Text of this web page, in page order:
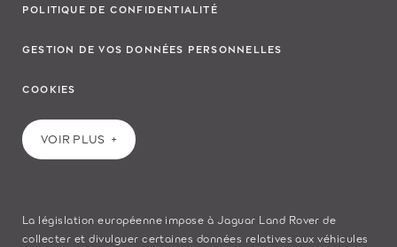
POLITIQUE DE CONFIDENTIALITÉ
GESTION DE VOS DONNÉES PERSONNELLES
COOKIES
VOIR PLUS
La législation européenne impose à Jaguar Land Rover de
collecter et divulguer certaines données relatives aux véhicules